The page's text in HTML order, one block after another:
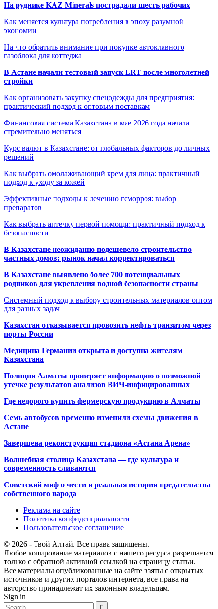
На руднике KAZ Minerals пострадали шесть рабочих
Как меняется культура потребления в эпоху разумной
экономии
На что обратить внимание при покупке автоклавного
газоблока для коттеджа
В Астане начали тестовый запуск LRT после многолетней
стройки
Как организовать закупку спецодежды для предприятия:
практический подход к оптовым поставкам
Финансовая система Казахстана в мае 2026 года начала
стремительно меняться
Курс валют в Казахстане: от глобальных факторов до личных
решений
Как выбрать омолаживающий крем для лица: практичный
подход к уходу за кожей
Эффективные подходы к лечению геморроя: выбор
препаратов
Как выбрать аптечку первой помощи: практичный подход к
безопасности
В Казахстане неожиданно подешевело строительство
частных домов: рынок начал корректироваться
В Казахстане выявлено более 700 потенциальных
родников для укрепления водной безопасности страны
Системный подход к выбору строительных материалов оптом
для разных задач
Казахстан отказывается провозить нефть транзитом через
порты России
Медицина Германии открыта и доступна жителям
Казахстана
Полиция Алматы проверяет информацию о возможной
утечке результатов анализов ВИЧ-инфицированных
Где недорого купить фермерскую продукцию в Алматы
Семь автобусов временно изменили схемы движения в
Астане
Завершена реконструкция стадиона «Астана Арена»
Волшебная столица Казахстана — где культура и
современность сливаются
Советский миф о чести и реальная история предательства
собственного народа
Реклама на сайте
Политика конфиденциальности
Пользовательское соглашение
© 2026 - Твой Алтай. Все права защищены.
Любое копирование материалов с нашего ресурса разрешается
только с обратной активной ссылкой на страницу статьи.
Все материалы опубликованные на сайте взяты с открытых
источников и других порталов интернета, все права на
авторство принадлежат их законным владельцам.
Sign in